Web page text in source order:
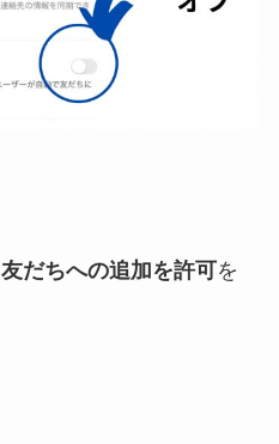
友だちへの追加を許可を